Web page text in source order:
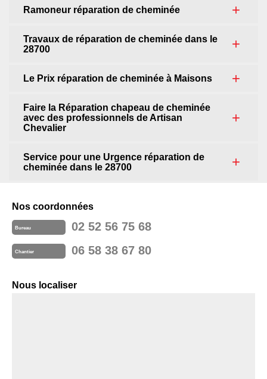
Ramoneur réparation de cheminée
Travaux de réparation de cheminée dans le
28700
Le Prix réparation de cheminée à Maisons
Faire la Réparation chapeau de cheminée
avec des professionnels de Artisan
Chevalier
Service pour une Urgence réparation de
cheminée dans le 28700
Nos coordonnées
Bureau 02 52 56 75 68
Chantier 06 58 38 67 80
Nous localiser